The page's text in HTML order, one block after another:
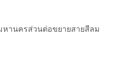
หานครส่วนต่อขยายสายสีลม